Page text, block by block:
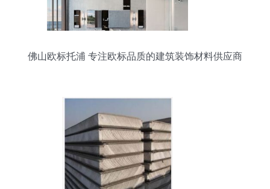
佛山欧标托浦 专注欧标品质的建筑装饰材料供应商